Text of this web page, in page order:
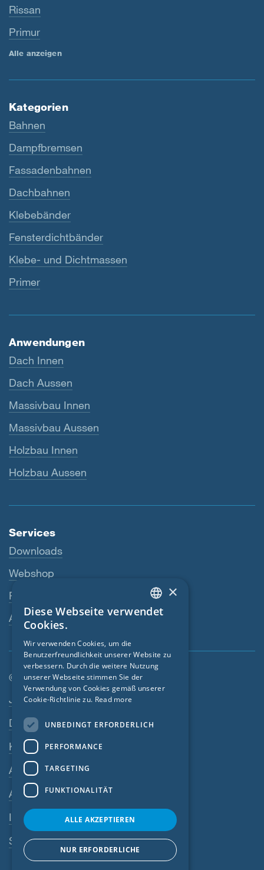
Rissan
Primur
Alle anzeigen
Kategorien
Bahnen
Dampfbremsen
Fassadenbahnen
Dachbahnen
Klebebänder
Fensterdichtbänder
Klebe- und Dichtmassen
Primer
Anwendungen
Dach Innen
Dach Aussen
Massivbau Innen
Massivbau Aussen
Holzbau Innen
Holzbau Aussen
Services
Downloads
Webshop
Fachhändler
Ansprechperson
© SIGA 2026
Footer-Navigation
Jobs
Datenschutz
Kontakt
AGB
AEB
Impressum
SIGA-Meldesystem
ENGLISH
FRENCH
CZECH
NORWEGIAN
×
Diese Webseite verwendet
Cookies.
Wir verwenden Cookies, um die
Benutzerfreundlichkeit unserer Website zu
verbessern. Durch die weitere Nutzung
unserer Webseite stimmen Sie der
Verwendung von Cookies gemäß unserer
Cookie-Richtlinie zu. Read more
UNBEDINGT ERFORDERLICH
PERFORMANCE
TARGETING
FUNKTIONALITÄT
ALLE AKZEPTIEREN
NUR ERFORDERLICHE